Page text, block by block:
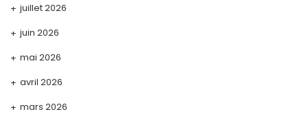
juillet 2026
juin 2026
mai 2026
avril 2026
mars 2026